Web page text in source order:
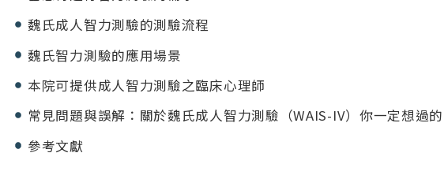
魏氏成人智力測驗的測驗流程
魏氏智力測驗的應用場景
本院可提供成人智力測驗之臨床心理師
常見問題與誤解：關於魏氏成人智力測驗（WAIS-IV）你一定想過
參考文獻